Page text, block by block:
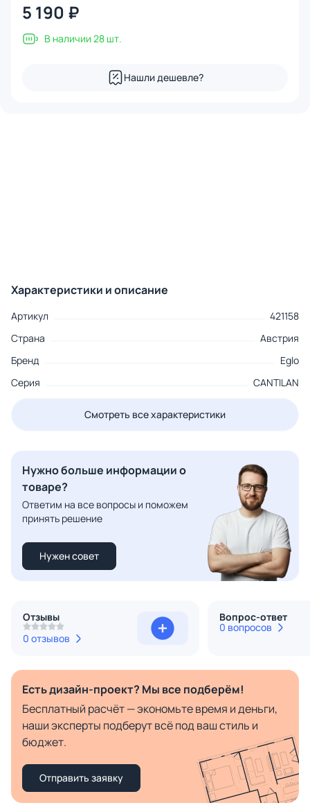
5 190 ₽
В наличии 28 шт.
Нашли дешевле?
Характеристики и описание
Артикул
421158
Страна
Австрия
Бренд
Eglo
Серия
CANTILAN
Смотреть все характеристики
Нужно больше информации о
товаре?
Ответим на все вопросы и поможем
принять решение
Нужен совет
Отзывы
0 отзывов
Вопрос-ответ
0 вопросов
Есть дизайн-проект? Мы все подберём!
Бесплатный расчёт — экономьте время и деньги,
наши эксперты подберут всё под ваш стиль и
бюджет.
Отправить заявку